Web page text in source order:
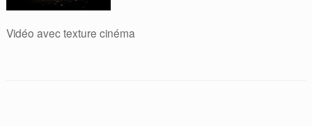
Vidéo avec texture cinéma